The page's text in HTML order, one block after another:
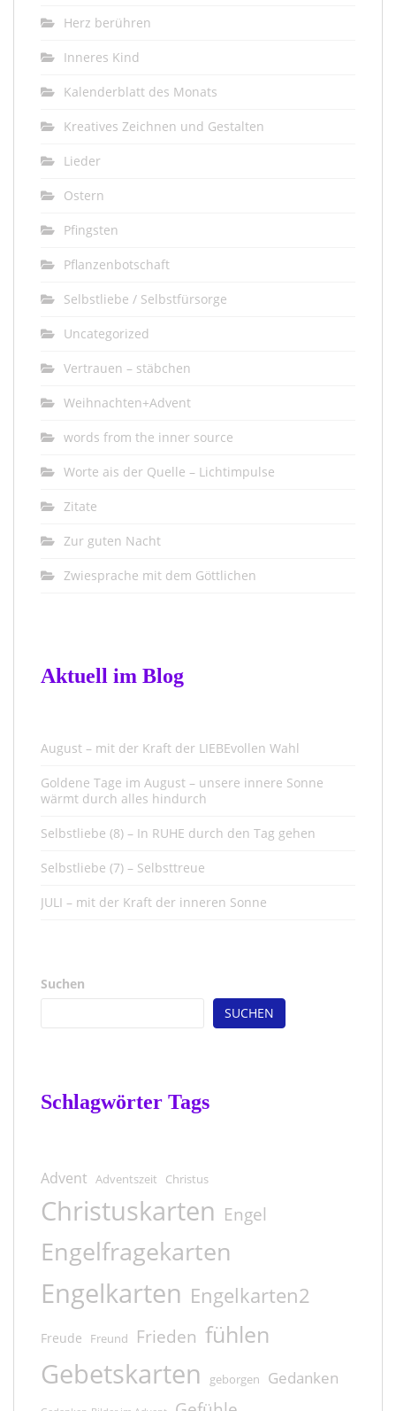
Herz berühren
Inneres Kind
Kalenderblatt des Monats
Kreatives Zeichnen und Gestalten
Lieder
Ostern
Pfingsten
Pflanzenbotschaft
Selbstliebe / Selbstfürsorge
Uncategorized
Vertrauen – stäbchen
Weihnachten+Advent
words from the inner source
Worte ais der Quelle – Lichtimpulse
Zitate
Zur guten Nacht
Zwiesprache mit dem Göttlichen
Aktuell im Blog
August – mit der Kraft der LIEBEvollen Wahl
Goldene Tage im August – unsere innere Sonne
wärmt durch alles hindurch
Selbstliebe (8) – In RUHE durch den Tag gehen
Selbstliebe (7) – Selbsttreue
JULI – mit der Kraft der inneren Sonne
Suchen
SUCHEN
Schlagwörter Tags
Advent Adventszeit Christus
Christuskarten Engel
Engelfragekarten
Engelkarten Engelkarten2
Freude Freund Frieden fühlen
Gebetskarten geborgen Gedanken